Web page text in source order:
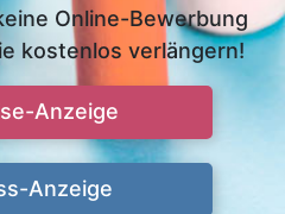
Online-Bewerbung
kostenlos verlängern!
Anzeige
Anzeige